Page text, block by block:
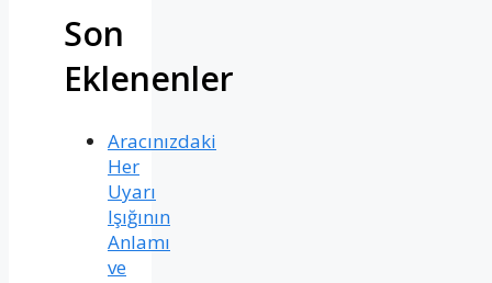
Son
Eklenenler
Aracınızdaki
Her
Uyarı
Işığının
Anlamı
ve